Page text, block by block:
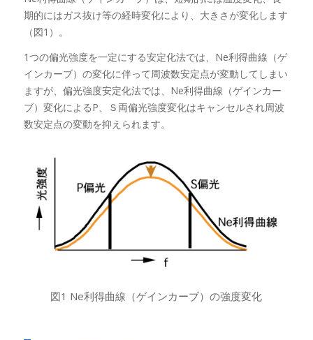
期的にはガス抜け等の経時変化により、大きさが変化します
（図1）。
1つの偏光強度を一定にする安定化法では、Ne利得曲線（ゲ
インカーブ）の変化に伴って周波数安定点が変動してしまい
ますが、偏光強度安定化法では、Ne利得曲線（ゲインカー
ブ）変化によるP、Ｓ両偏光強度変化はキャンセルされ周波
数安定点の変動を抑えられます。
図1 Ne利得曲線（ゲインカーブ）の強度変化